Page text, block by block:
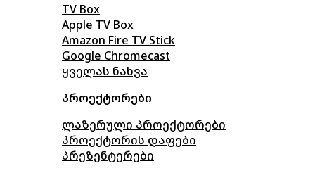
TV Box
Apple TV Box
Amazon Fire TV Stick
Google Chromecast
ყველას ნახვა
პროექტორები
ლაზერული პროექტორები
პროექტორის დაფები
პრეზენტერები